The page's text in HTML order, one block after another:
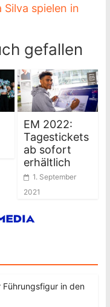
Silva spielen in
gefallen
EM 2022:
Tagestickets
ab sofort
erhältlich
1. September
2021
Führungsfigur in den